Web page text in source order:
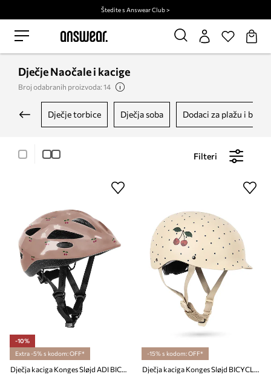
Štedite s Answear Club >
Dječje Naočale i kacige
Broj odabranih proizvoda: 14
dječje torbice dječja soba dodaci za plažu i bazen
Filteri
-10%
Extra -5% s kodom: OFF*
Dječja kaciga Konges Sløjd ADI BICYCLE HELMET
-15% s kodom: OFF*
Dječja kaciga Konges Sløjd BICYCLE HELMET NAVY DOT